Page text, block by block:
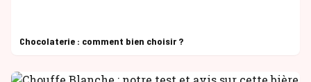
Chocolaterie : comment bien choisir ?